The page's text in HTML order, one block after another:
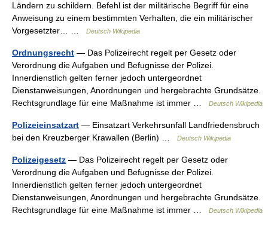
Ländern zu schildern. Befehl ist der militärische Begriff für eine
Anweisung zu einem bestimmten Verhalten, die ein militärischer
Vorgesetzter… …
Deutsch Wikipedia
Ordnungsrecht — Das Polizeirecht regelt per Gesetz oder
Verordnung die Aufgaben und Befugnisse der Polizei.
Innerdienstlich gelten ferner jedoch untergeordnet
Dienstanweisungen, Anordnungen und hergebrachte Grundsätze.
Rechtsgrundlage für eine Maßnahme ist immer …
Deutsch Wikipedia
Polizeieinsatzart — Einsatzart Verkehrsunfall Landfriedensbruch
bei den Kreuzberger Krawallen (Berlin) …
Deutsch Wikipedia
Polizeigesetz — Das Polizeirecht regelt per Gesetz oder
Verordnung die Aufgaben und Befugnisse der Polizei.
Innerdienstlich gelten ferner jedoch untergeordnet
Dienstanweisungen, Anordnungen und hergebrachte Grundsätze.
Rechtsgrundlage für eine Maßnahme ist immer …
Deutsch Wikipedia